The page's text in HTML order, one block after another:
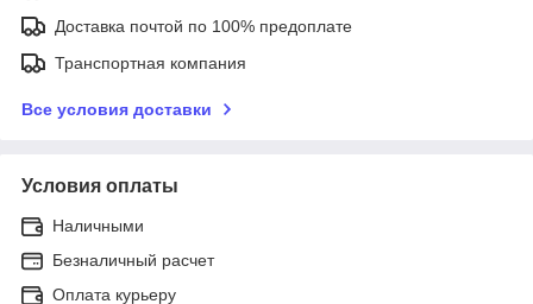
Доставка почтой по 100% предоплате
Транспортная компания
Все условия доставки
Условия оплаты
Наличными
Безналичный расчет
Оплата курьеру